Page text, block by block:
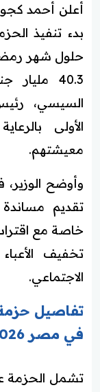
أعلن أحمد
بدء تنفيذ
40.3
السيسي،
الأولى
معيشتهم.
وأوضح
تقديم
خاصة مع
تخفيف
الاجتماعي.
تفاصيل حزمة
في مصر 2026
تشمل الحزمة